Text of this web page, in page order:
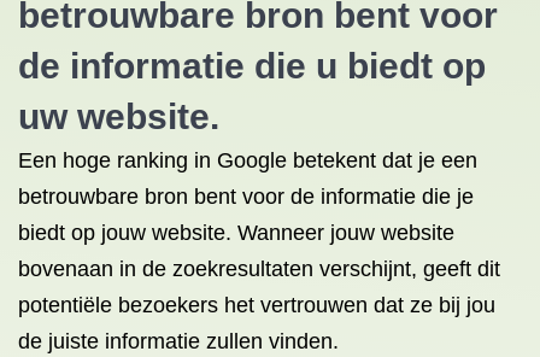
betrouwbare bron bent voor
de informatie die u biedt op
uw website.
Een hoge ranking in Google betekent dat je een
betrouwbare bron bent voor de informatie die je
biedt op jouw website. Wanneer jouw website
bovenaan in de zoekresultaten verschijnt, geeft dit
potentiële bezoekers het vertrouwen dat ze bij jou
de juiste informatie zullen vinden.